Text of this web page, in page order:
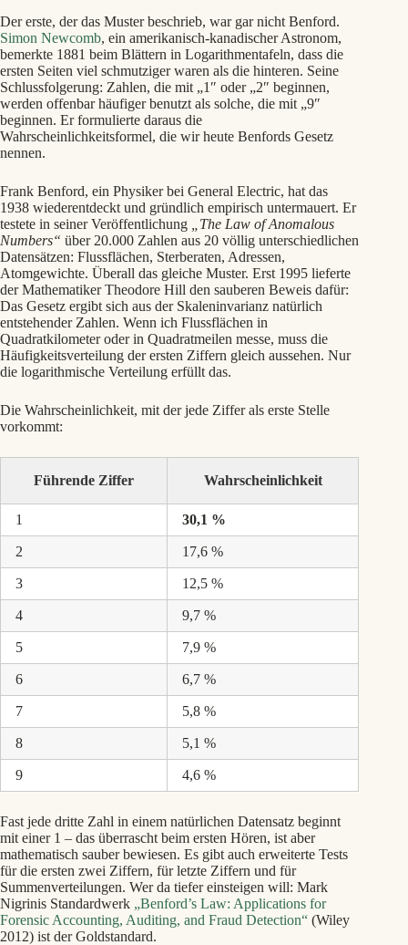
Der erste, der das Muster beschrieb, war gar nicht Benford.
Simon Newcomb, ein amerikanisch-kanadischer Astronom,
bemerkte 1881 beim Blättern in Logarithmentafeln, dass die
ersten Seiten viel schmutziger waren als die hinteren. Seine
Schlussfolgerung: Zahlen, die mit „1″ oder „2″ beginnen,
werden offenbar häufiger benutzt als solche, die mit „9″
beginnen. Er formulierte daraus die
Wahrscheinlichkeitsformel, die wir heute Benfords Gesetz
nennen.
Frank Benford, ein Physiker bei General Electric, hat das
1938 wiederentdeckt und gründlich empirisch untermauert. Er
testete in seiner Veröffentlichung
„The Law of Anomalous
Numbers“ über 20.000 Zahlen aus 20 völlig unterschiedlichen
Datensätzen: Flussflächen, Sterberaten, Adressen,
Atomgewichte. Überall das gleiche Muster. Erst 1995 lieferte
der Mathematiker Theodore Hill den sauberen Beweis dafür:
Das Gesetz ergibt sich aus der Skaleninvarianz natürlich
entstehender Zahlen. Wenn ich Flussflächen in
Quadratkilometer oder in Quadratmeilen messe, muss die
Häufigkeitsverteilung der ersten Ziffern gleich aussehen. Nur
die logarithmische Verteilung erfüllt das.
Die Wahrscheinlichkeit, mit der jede Ziffer als erste Stelle
vorkommt:
Führende Ziffer Wahrscheinlichkeit
1 30,1 %
2 17,6 %
3 12,5 %
4 9,7 %
5 7,9 %
6 6,7 %
7 5,8 %
8 5,1 %
9 4,6 %
Fast jede dritte Zahl in einem natürlichen Datensatz beginnt
mit einer 1 – das überrascht beim ersten Hören, ist aber
mathematisch sauber bewiesen. Es gibt auch erweiterte Tests
für die ersten zwei Ziffern, für letzte Ziffern und für
Summenverteilungen. Wer da tiefer einsteigen will: Mark
Nigrinis Standardwerk „Benford’s Law: Applications for
Forensic Accounting, Auditing, and Fraud Detection“ (Wiley
2012) ist der Goldstandard.